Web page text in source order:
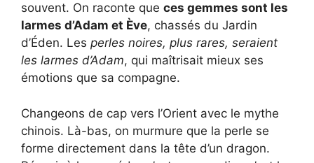
souvent. On raconte que ces gemmes sont les
larmes d’Adam et Ève, chassés du Jardin
d’Éden. Les perles noires, plus rares, seraient
les larmes d’Adam, qui maîtrisait mieux ses
émotions que sa compagne.
Changeons de cap vers l’Orient avec le mythe
chinois. Là-bas, on murmure que la perle se
forme directement dans la tête d’un dragon.